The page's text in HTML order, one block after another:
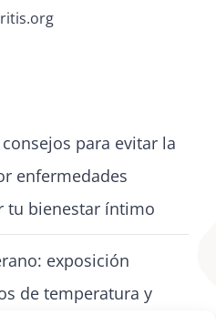
para evitar la
enfermedades
tu bienestar íntimo
exposición
de temperatura y